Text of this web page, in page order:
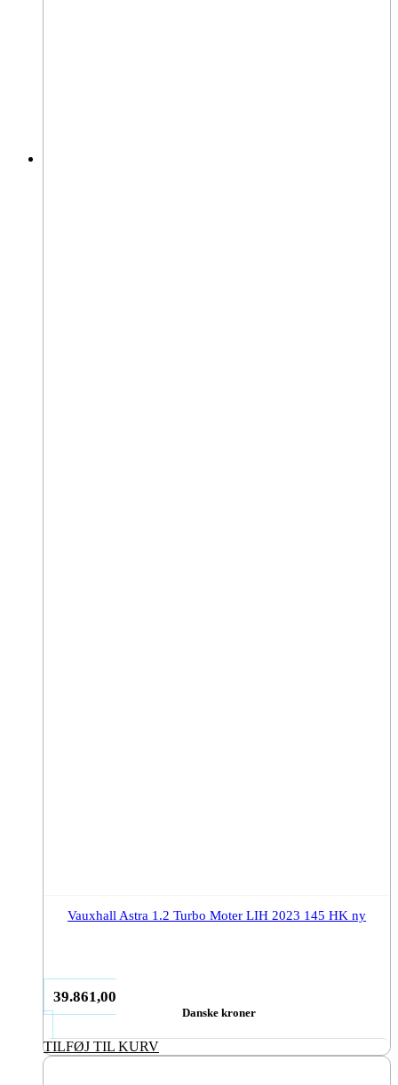
Vauxhall Astra 1.2 Turbo Moter LIH 2023 145 HK ny
39.861,00
Danske kroner
TILFØJ TIL KURV